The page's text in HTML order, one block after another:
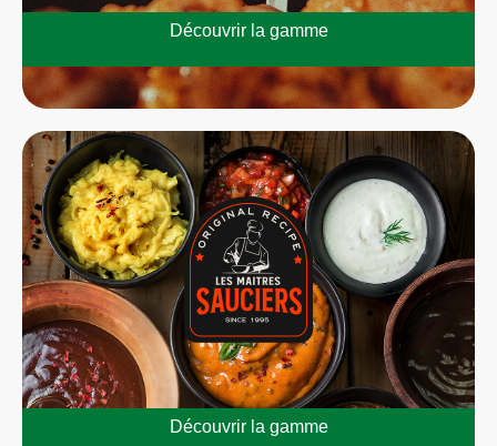
Découvrir la gamme
Découvrir la gamme